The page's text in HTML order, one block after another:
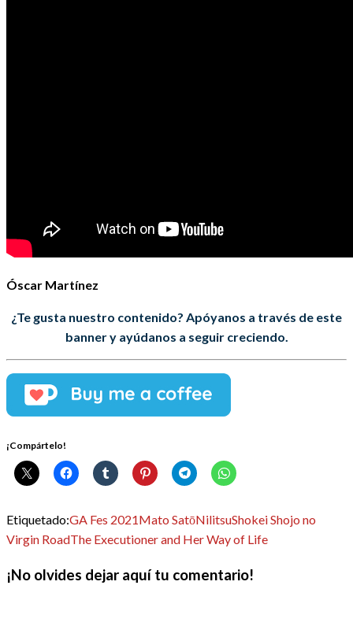
Óscar Martínez
¿Te gusta nuestro contenido? Apóyanos a través de este
banner y ayúdanos a seguir creciendo.
¡Compártelo!
Etiquetado:GA Fes 2021Mato SatōNilitsuShokei Shojo no
Virgin RoadThe Executioner and Her Way of Life
¡No olvides dejar aquí tu comentario!